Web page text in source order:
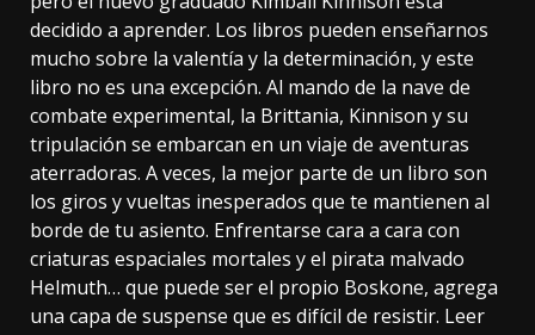
decidido a aprender. Los libros pueden enseñarnos
mucho sobre la valentía y la determinación, y este
libro no es una excepción. Al mando de la nave de
combate experimental, la Brittania, Kinnison y su
tripulación se embarcan en un viaje de aventuras
aterradoras. A veces, la mejor parte de un libro son
los giros y vueltas inesperados que te mantienen al
borde de tu asiento. Enfrentarse cara a cara con
criaturas espaciales mortales y el pirata malvado
Helmuth… que puede ser el propio Boskone, agrega
una capa de suspense que es difícil de resistir. Leer